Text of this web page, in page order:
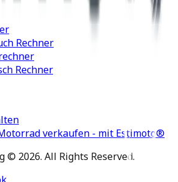
Rechner
Rechner
verkaufen - mit Estimoto®
© 2026. All Rights Reserved.